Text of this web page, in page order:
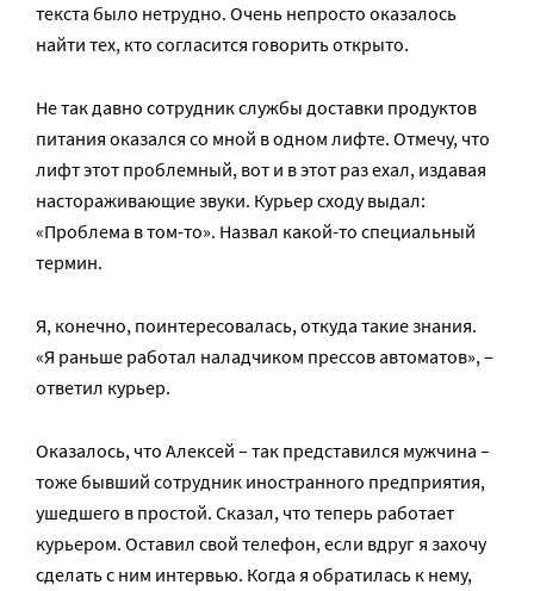
текста было нетрудно. Очень непросто оказалось
найти тех, кто согласится говорить открыто.
Не так давно сотрудник службы доставки продуктов
питания оказался со мной в одном лифте. Отмечу, что
лифт этот проблемный, вот и в этот раз ехал, издавая
настораживающие звуки. Курьер сходу выдал:
«Проблема в том-то». Назвал какой-то специальный
термин.
Я, конечно, поинтересовалась, откуда такие знания.
«Я раньше работал наладчиком прессов автоматов», –
ответил курьер.
Оказалось, что Алексей – так представился мужчина –
тоже бывший сотрудник иностранного предприятия,
ушедшего в простой. Сказал, что теперь работает
курьером. Оставил свой телефон, если вдруг я захочу
сделать с ним интервью. Когда я обратилась к нему,